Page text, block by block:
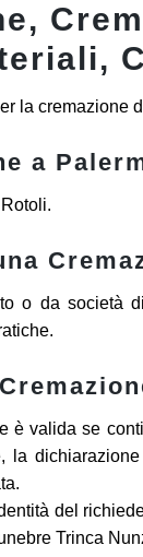
la cremazione
a
o da società
è valida se
la
del
Trinca